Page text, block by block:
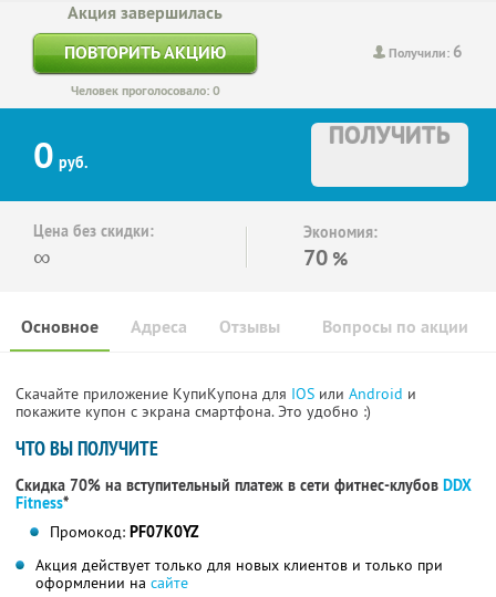
Получили: 6
Акция завершилась
ПОВТОРИТЬ АКЦИЮ
Человек проголосовало: 0
0 руб.
ПОЛУЧИТЬ
Цена без скидки:
∞
Экономия:
70 %
Основное Отзывы Вопросы по акции
Адреса
Скачайте приложение КупиКупона для IOS или Android и
покажите купон с экрана смартфона. Это удобно :)
ЧТО ВЫ ПОЛУЧИТЕ
Скидка 70% на вступительный платеж в сети фитнес-клубов DDX
Fitness*
Промокод: PF07K0YZ
Акция действует только для новых клиентов и только при
оформлении на сайте